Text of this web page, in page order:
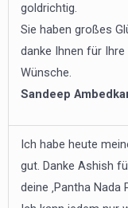
goldrichtig.
Sie haben großes
danke Ihnen für Ihre
Wünsche.
Sandeep
Ich habe heute
gut. Danke Ashish
deine ‚Pantha Nada